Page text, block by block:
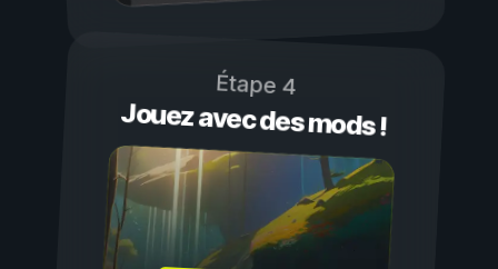
Étape 4
Jouez avec des mods !